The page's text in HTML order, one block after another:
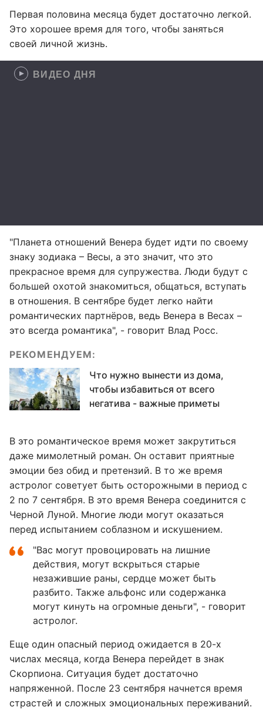
Первая половина месяца будет достаточно легкой.
Это хорошее время для того, чтобы заняться
своей личной жизнь.
ВИДЕО ДНЯ
"Планета отношений Венера будет идти по своему
знаку зодиака – Весы, а это значит, что это
прекрасное время для супружества. Люди будут с
большей охотой знакомиться, общаться, вступать
в отношения. В сентябре будет легко найти
романтических партнёров, ведь Венера в Весах –
это всегда романтика", - говорит Влад Росс.
РЕКОМЕНДУЕМ:
Что нужно вынести из дома,
чтобы избавиться от всего
негатива - важные приметы
В это романтическое время может закрутиться
даже мимолетный роман. Он оставит приятные
эмоции без обид и претензий. В то же время
астролог советует быть осторожными в период с
2 по 7 сентября. В это время Венера соединится с
Черной Луной. Многие люди могут оказаться
перед испытанием соблазном и искушением.
"Вас могут провоцировать на лишние
действия, могут вскрыться старые
незажившие раны, сердце может быть
разбито. Также альфонс или содержанка
могут кинуть на огромные деньги", - говорит
астролог.
Еще один опасный период ожидается в 20-х
числах месяца, когда Венера перейдет в знак
Скорпиона. Ситуация будет достаточно
напряженной. После 23 сентября начнется время
страстей и сложных эмоциональных переживаний.